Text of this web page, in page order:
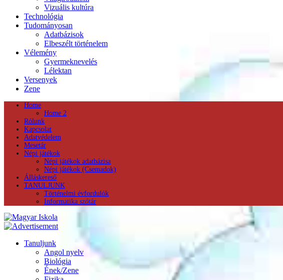
Vizuális kultúra
Technológia
Tudományosan
Adatbázisok
Elbeszélt történelem
Vélemény
Gyermeknevelés
Lélektan
Versenyek
Zene
Home
Home 2
Rólunk
Kapcsolat
Adatvédelem
Mesetár
Népi játékok
Népi játékok adatbázisa
Népi játékok (Csemadok)
Álláskereső
TANULJUNK
Történelmi évfordulók
Informatika szótár
Tanuljunk
Angol nyelv
Biológia
Ének/Zene